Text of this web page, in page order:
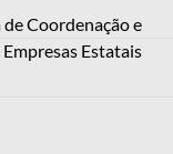
Coordenação e
Estatais